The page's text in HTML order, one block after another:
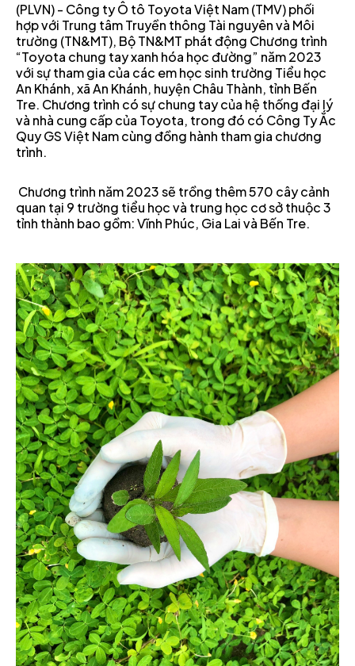
(PLVN) - Công ty Ô tô Toyota Việt Nam (TMV) phối
hợp với Trung tâm Truyền thông Tài nguyên và Môi
trường (TN&MT), Bộ TN&MT phát động Chương trình
“Toyota chung tay xanh hóa học đường” năm 2023
với sự tham gia của các em học sinh trường Tiểu học
An Khánh, xã An Khánh, huyện Châu Thành, tỉnh Bến
Tre. Chương trình có sự chung tay của hệ thống đại lý
và nhà cung cấp của Toyota, trong đó có Công Ty Ắc
Quy GS Việt Nam cùng đồng hành tham gia chương
trình.
Chương trình năm 2023 sẽ trồng thêm 570 cây cảnh
quan tại 9 trường tiểu học và trung học cơ sở thuộc 3
tỉnh thành bao gồm: Vĩnh Phúc, Gia Lai và Bến Tre.